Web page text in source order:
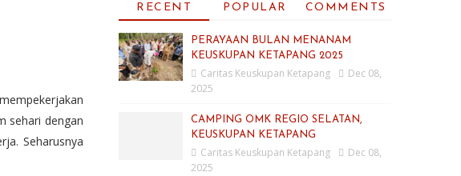
sehari dengan
Seharusnya
RECENT POPULAR COMMENTS
PERAYAAN BULAN MENANAM
KEUSKUPAN KETAPANG 2025
Caritas Keuskupan Ketapang
Dec 08,
2025
CAMPING OMK REGIO SELATAN,
KEUSKUPAN KETAPANG
Caritas Keuskupan Ketapang
Dec 08,
2025